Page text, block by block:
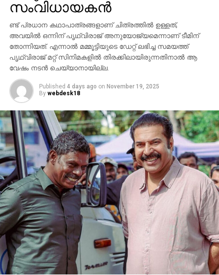
മന്ദാകിനിയായി, പൃഥ്വിരാജ് സുകുമാരന്‍ കുംബയായി
പ്രത്യക്ഷപ്പെടും. 2027ലെ സങ്ക്രാന്തി റിലീസിനായി
‘വാരണസി’ ഒരുക്കപ്പെടുന്നുണ്ട്. എന്നാല്‍
ചിത്രത്തെക്കാള്‍ വലിയ ചര്‍ച്ചയാകുന്നത്
സംവിധായകന്റെ പ്രസ്താവനയും അതിനുശേഷം
ഉയര്‍ന്ന പ്രതിഷേധങ്ങളുമാണ്.
സംവിധായകന്‍
ണ്ട് പ്രധാന കഥാപാത്രങ്ങളാണ് ചിത്രത്തില്‍ ഉള്ളത്,
അവയില്‍ ഒന്നിന് പൃഥ്വിരാജ് അനുയോജ്യമെന്നാണ് ടീമിന്
തോന്നിയത്. എന്നാല്‍ മമ്മൂട്ടിയുടെ ഡേറ്റ് ലഭിച്ച സമയത്ത്
പൃഥ്വിരാജ് മറ്റ് സിനിമകളില്‍ തിരക്കിലായിരുന്നതിനാല്‍ ആ
വേഷം നടന്‍ ചെയ്യാനായില്ല.
Published 4 days ago on November 19, 2025
By webdesk18